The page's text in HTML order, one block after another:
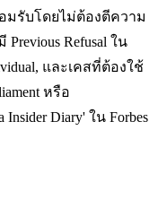
มรับโดยไม่ต้องตีความ
Refusal ใน
และเคสที่ต้องใช้
หรือ
Diary' ใน Forbes